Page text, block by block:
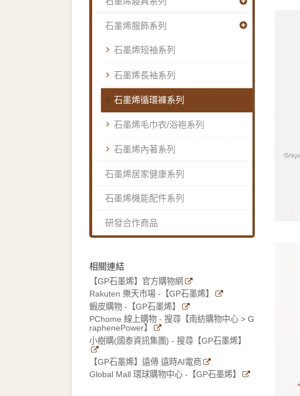
石墨烯服飾系列
石墨烯短袖系列
石墨烯長袖系列
石墨烯循環褲系列
石墨烯毛巾衣/浴袍系列
石墨烯內著系列
石墨烯居家健康系列
石墨烯機能配件系列
研發合作商品
相關連結
【GP石墨烯】官方購物網
Rakuten 樂天市場 -【GP石墨烯】
蝦皮購物 -【GP石墨烯】
PChome 線上購物 - 搜尋【南紡購物中心 > G
raphenePower】
小樹購(國泰資訊集團) - 搜尋【GP石墨烯】
【GP石墨烯】遠傳 遠時AI電商
Global Mall 環球購物中心 -【GP石墨烯】